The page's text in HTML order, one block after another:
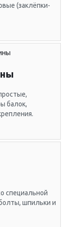
(заклёпки-
балок,
специальной
шпильки и